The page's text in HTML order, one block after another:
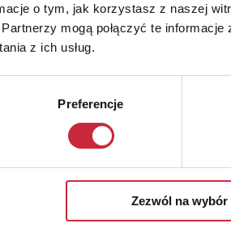
o tym, jak korzystasz z naszej
mogą połączyć te
z ich usług.
Preferencje
Zezwól na wybór